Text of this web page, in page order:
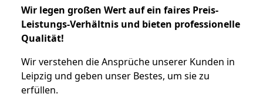
Wir legen großen Wert auf ein faires Preis-
Leistungs-Verhältnis und bieten professionelle
Qualität!
Wir verstehen die Ansprüche unserer Kunden in
Leipzig und geben unser Bestes, um sie zu
erfüllen.